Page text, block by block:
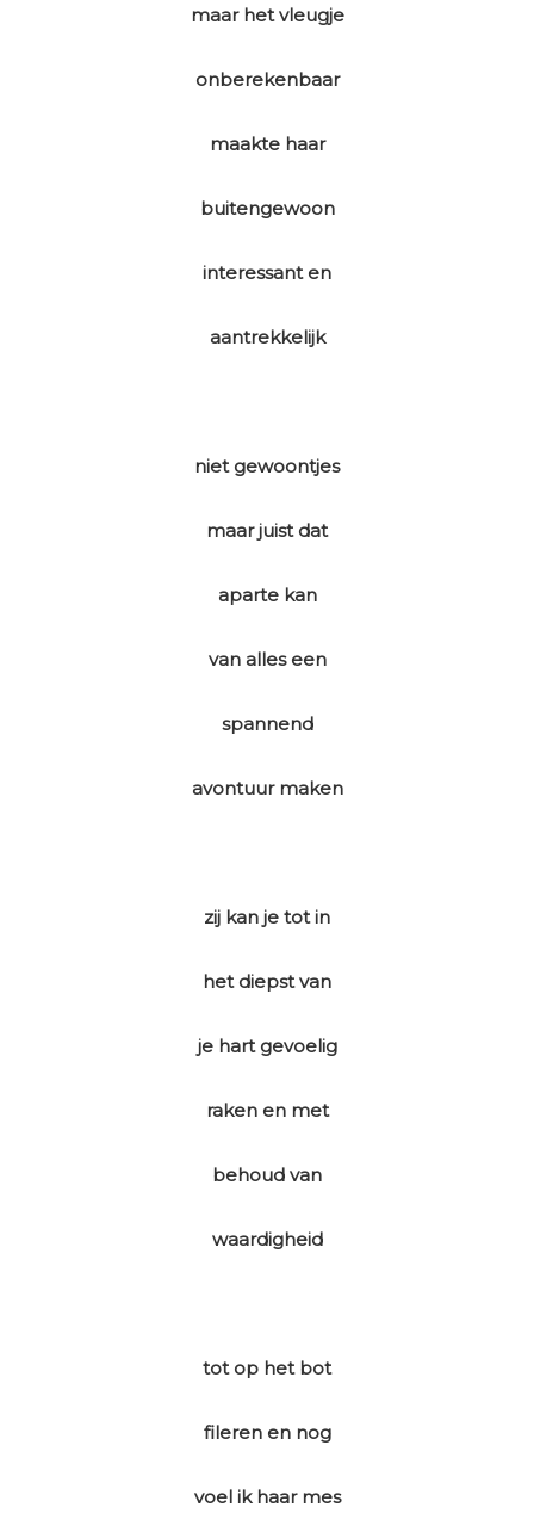
maar het vleugje
onberekenbaar
maakte haar
buitengewoon
interessant en
aantrekkelijk
niet gewoontjes
maar juist dat
aparte kan
van alles een
spannend
avontuur maken
zij kan je tot in
het diepst van
je hart gevoelig
raken en met
behoud van
waardigheid
tot op het bot
fileren en nog
voel ik haar mes